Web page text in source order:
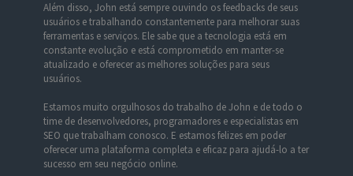
Além disso, John está sempre ouvindo os feedbacks de seus
usuários e trabalhando constantemente para melhorar suas
ferramentas e serviços. Ele sabe que a tecnologia está em
constante evolução e está comprometido em manter-se
atualizado e oferecer as melhores soluções para seus
usuários.
Estamos muito orgulhosos do trabalho de John e de todo o
time de desenvolvedores, programadores e especialistas em
SEO que trabalham conosco. E estamos felizes em poder
oferecer uma plataforma completa e eficaz para ajudá-lo a ter
sucesso em seu negócio online.